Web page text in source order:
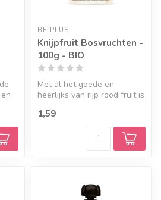
BE PLUS
Knijpfruit Bosvruchten -
100g - BIO
Met al het goede en
heerlijks van rijp rood fruit is
1,59